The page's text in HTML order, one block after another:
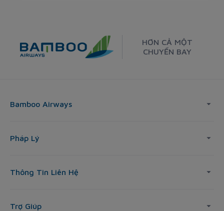
HƠN CẢ MỘT
CHUYẾN BAY
Bamboo Airways
Pháp Lý
Thông Tin Liên Hệ
Trợ Giúp